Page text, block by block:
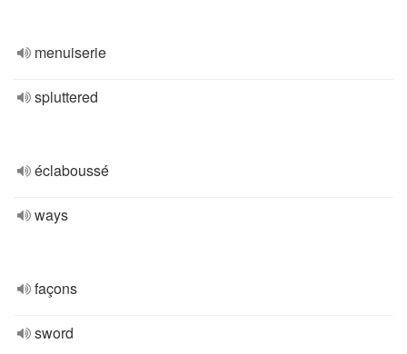
menuiserie
spluttered
éclaboussé
ways
façons
sword